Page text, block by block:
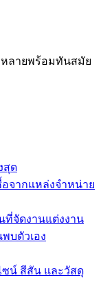
ลายพร้อมทันสมัย
สุด
จากแหล่งจำหน่าย
นที่จัดงานแต่งงาน
บตัวเอง
ซน์ สีสัน และวัสดุ